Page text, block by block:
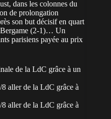
dans les colonnes du
de prolongation
son but décisif en quart
Bergame (2-1)… Un
parisiens payée au prix
de la LdC grâce à un
aller de la LdC grâce à
aller de la LdC grâce à